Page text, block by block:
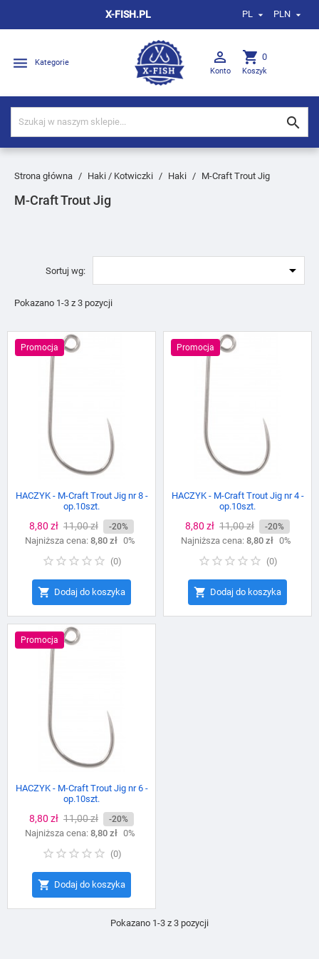
X-FISH.PL PL  PLN 
 Kategorie 
Konto
shopping_cart 0
Koszyk

Strona główna Haki / Kotwiczki Haki M-Craft Trout Jig
M-Craft Trout Jig
Sortuj wg: 
Pokazano 1-3 z 3 pozycji
Promocja
HACZYK - M-Craft Trout Jig nr 8 -
op.10szt.
Cena
8,80 zł Cena
podstawowa
11,00 zł -20%
Najniższa cena: 8,80 zł 0%
(0)
 Dodaj do koszyka
Promocja
HACZYK - M-Craft Trout Jig nr 4 -
op.10szt.
Cena
8,80 zł Cena
podstawowa
11,00 zł -20%
Najniższa cena: 8,80 zł 0%
(0)
 Dodaj do koszyka
Promocja
HACZYK - M-Craft Trout Jig nr 6 -
op.10szt.
Cena
8,80 zł Cena
podstawowa
11,00 zł -20%
Najniższa cena: 8,80 zł 0%
(0)
 Dodaj do koszyka
Pokazano 1-3 z 3 pozycji